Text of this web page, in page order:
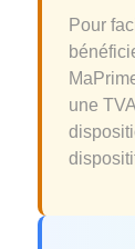
Pour
une